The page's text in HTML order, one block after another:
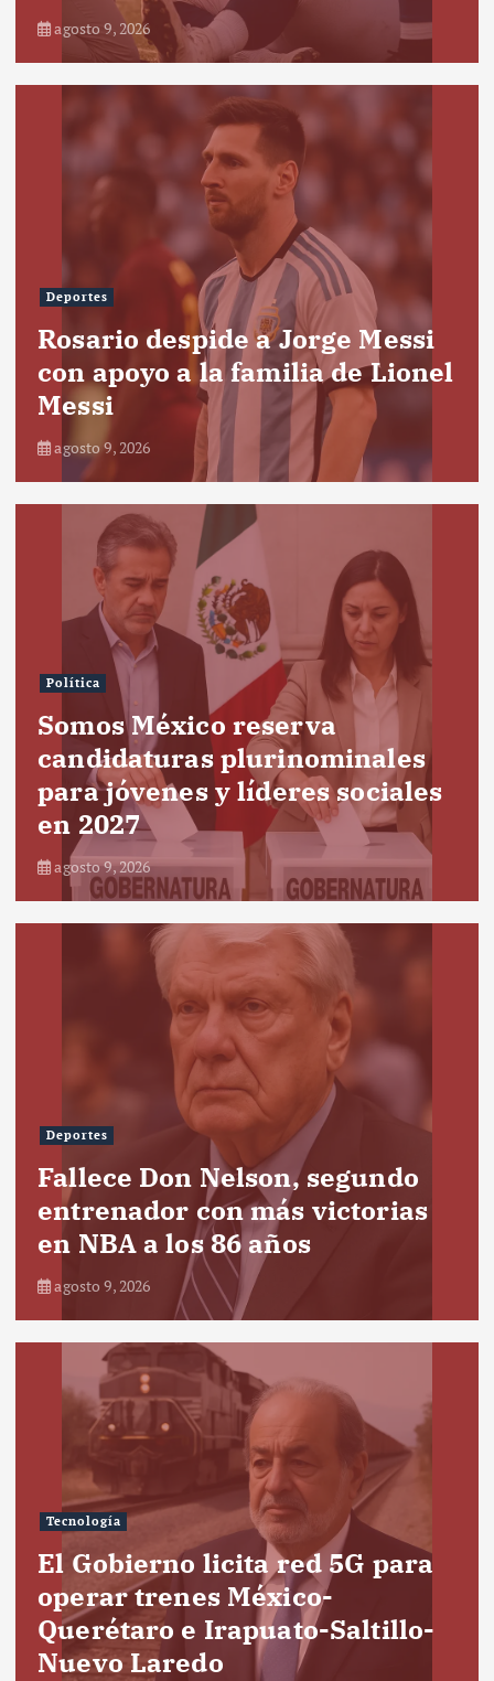
agosto 9, 2026
Deportes
Rosario despide a Jorge Messi
con apoyo a la familia de Lionel
Messi
agosto 9, 2026
Política
Somos México reserva
candidaturas plurinominales
para jóvenes y líderes sociales
en 2027
agosto 9, 2026
Deportes
Fallece Don Nelson, segundo
entrenador con más victorias
en NBA a los 86 años
agosto 9, 2026
Tecnología
El Gobierno licita red 5G para
operar trenes México-
Querétaro e Irapuato-Saltillo-
Nuevo Laredo